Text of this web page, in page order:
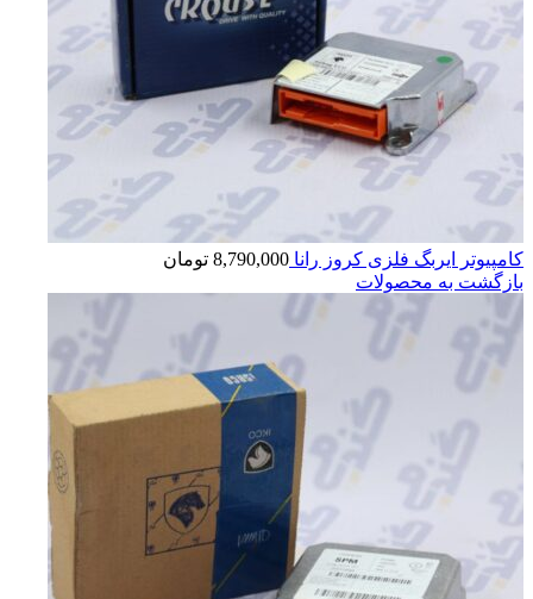
کامپیوتر ایربگ فلزی کروز رانا 8,790,000 تومان
بازگشت به محصولات